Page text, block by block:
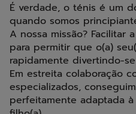
É verdade, o ténis é um
quando somos
A nossa missão? Facilitar
para permitir que o(a)
rapidamente divertindo-
Em estreita colaboração
especializados,
perfeitamente adaptada